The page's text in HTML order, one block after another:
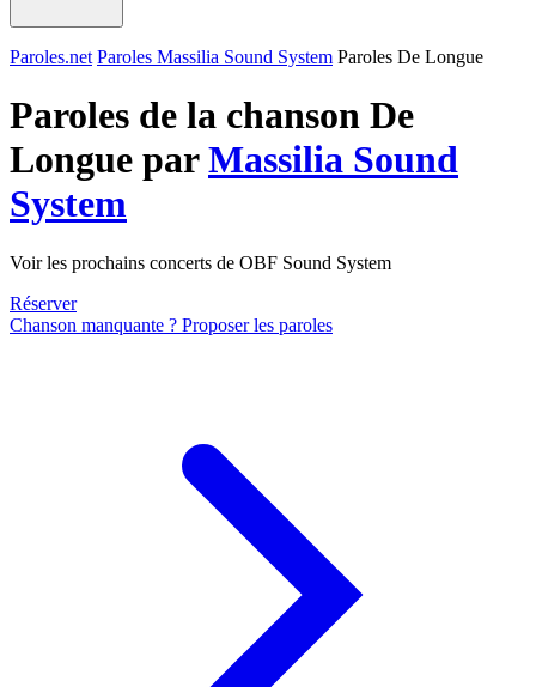
Paroles.net Paroles Massilia Sound System Paroles De Longue
Paroles de la chanson De
Longue parMassilia Sound
System
Voir les prochains concerts de OBF Sound System
Réserver
Chanson manquante ? Proposer les paroles